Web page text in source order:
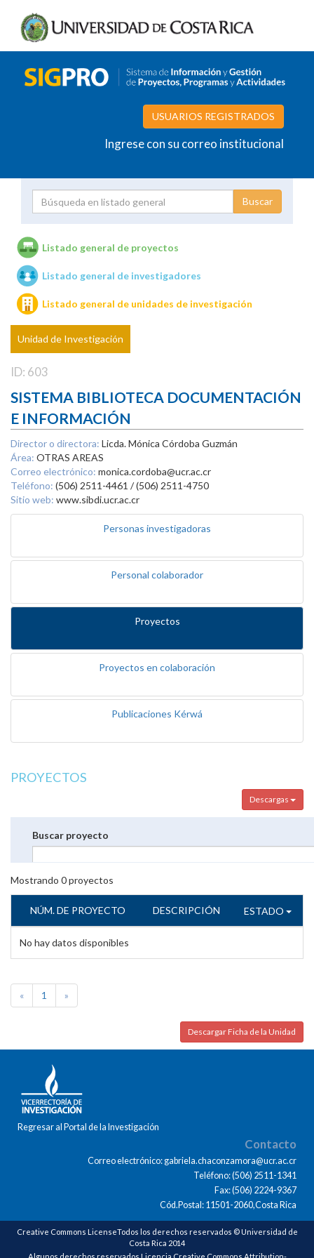
USUARIOS REGISTRADOS
Ingrese con su correo institucional
Unidades de investigación
Listado general de proyectos
Listado general de investigadores
Listado general de unidades de investigación
Unidad de Investigación
ID: 603
SISTEMA BIBLIOTECA DOCUMENTACIÓN
E INFORMACIÓN
Director o directora: Licda. Mónica Córdoba Guzmán
Área: OTRAS AREAS
Correo electrónico: monica.cordoba@ucr.ac.cr
Teléfono: (506) 2511-4461 / (506) 2511-4750
Sitio web: www.sibdi.ucr.ac.cr
Personas investigadoras
Personal colaborador
Proyectos
Proyectos en colaboración
Publicaciones Kérwá
PROYECTOS
Descargas
Buscar proyecto
Mostrando 0proyectos
NÚM. DE PROYECTO DESCRIPCIÓN ESTADO
No hay datos disponibles
« 1 »
Descargar Ficha de la Unidad
Regresar al Portal de la Investigación
Contacto
Correo electrónico: gabriela.chaconzamora@ucr.ac.cr
Teléfono: (506) 2511-1341
Fax: (506) 2224-9367
Cód.Postal: 11501-2060,Costa Rica
Creative Commons LicenseTodos los derechos reservados © Universidad de
Costa Rica 2014